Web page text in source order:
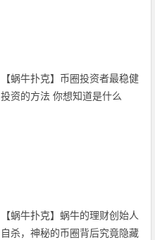
【蜗牛扑克】币圈投资者最稳健
投资的方法 你想知道是什么
【蜗牛扑克】蜗牛的理财创始人
自杀，神秘的币圈背后究竟隐藏